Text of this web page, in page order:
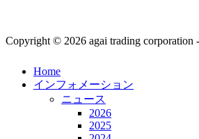
Copyright © 2026 agai trading corporation
Home
インフォメーション
ニュース
2026
2025